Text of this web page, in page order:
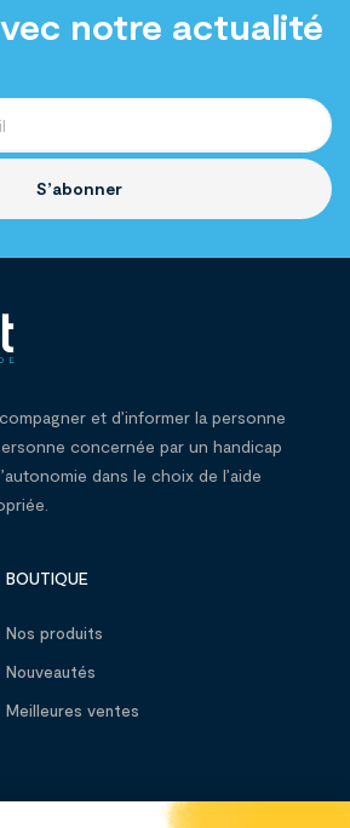
notre actualité
S’abonner
et d’informer la personne
concernée par un handicap
dans le choix de l’aide
BOUTIQUE
Nos produits
Nouveautés
Meilleures ventes